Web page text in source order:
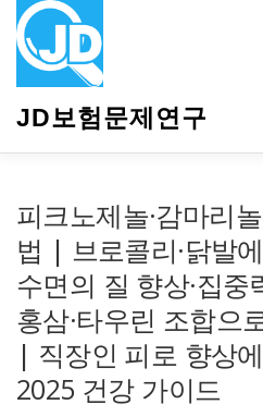
JD보험문제연구
피크노제놀·감마리
법 | 브로콜리·닭발
수면의 질 향상·집
홍삼·타우린 조합으
| 직장인 피로 향상
2025 건강 가이드